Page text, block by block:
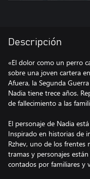
Descripción
«El dolor como un perro
sobre una joven cartera
Afuera, la Segunda
Nadia tiene trece años.
de fallecimiento a las
El personaje de Nadia
Inspirado en historias de
Rzhev, uno de los frentes
tramas y personajes
contados por familiares y